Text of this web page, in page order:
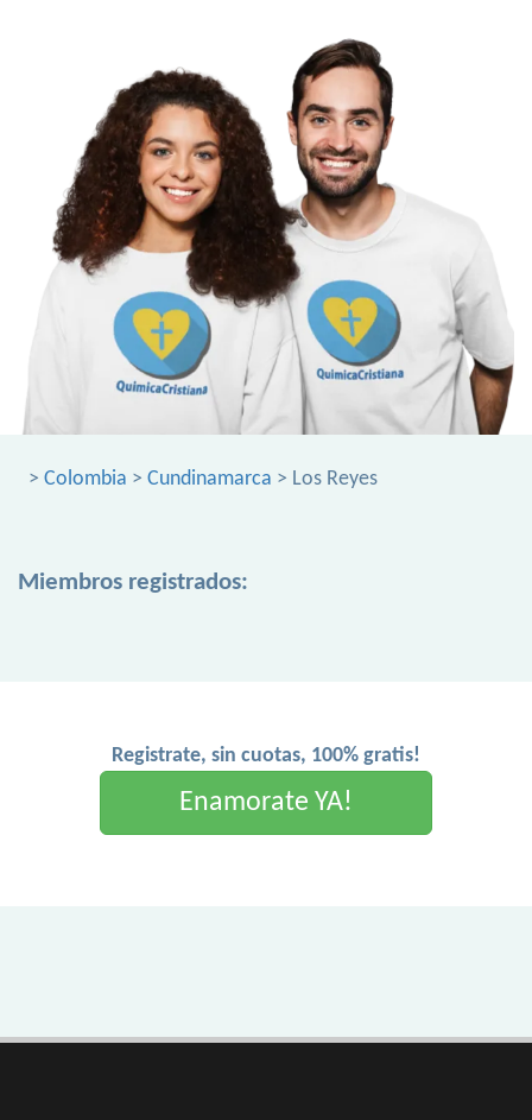
> Colombia > Cundinamarca > Los Reyes
Miembros registrados:
Registrate, sin cuotas, 100% gratis!
Enamorate YA!